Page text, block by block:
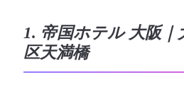
1. 帝国ホテル 大阪｜
区天満橋